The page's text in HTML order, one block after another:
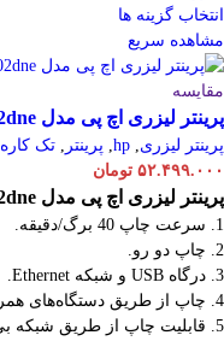
انتخاب گزینه ها
مشاهده سریع
مقایسه
پرینتر لیزری اچ پی مدل LaserJet Pro M402dne
پرینتر لیزری,
hp
, پرینتر , تک کاره
۵۲.۴۹۹.۰۰۰ تومان
پرینتر لیزری اچ پی مدل LaserJet Pro M402dne
1. سرعت چاپ 40 برگ/دقیقه.
2. چاپ دو رو.
3. درگاه USB و شبکه Ethernet.
4. چاپ از طریق دستگاه‌های همراه.
5. قابلیت چاپ از طریق شبکه بی‌سیم.